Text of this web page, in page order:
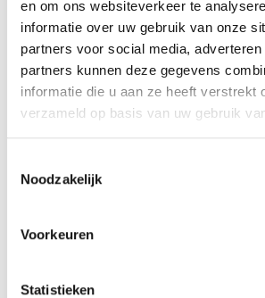
en om ons websiteverkeer te
informatie over uw gebruik van onze
partners voor social media,
partners kunnen deze gegevens
informatie die u aan ze heeft verstrekt
verzameld op basis van uw gebruik
Noodzakelijk
Voorkeuren
Statistieken
vrijdag 7 augustus
Terwijl Nederland snakt naar
Eric 60.000 liter per uur over
vrijdag 7 augustus
Politie zoekt daders van
vrijdag 7 augustus